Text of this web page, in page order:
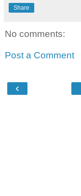
Share
No comments:
Post a Comment
‹